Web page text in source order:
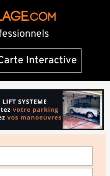
.com
Interactive